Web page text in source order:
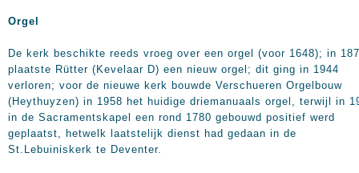
Orgel
De kerk beschikte reeds vroeg over een orgel (voor 1648); in
plaatste Rütter (Kevelaar D) een nieuw orgel; dit ging in 1944
verloren; voor de nieuwe kerk bouwde Verschueren Orgelbouw
(Heythuyzen) in 1958 het huidige driemanuaals orgel, terwijl in
in de Sacramentskapel een rond 1780 gebouwd positief werd
geplaatst, hetwelk laatstelijk dienst had gedaan in de
St.Lebuiniskerk te Deventer.